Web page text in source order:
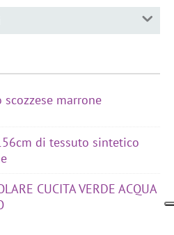
marrone
di tessuto sintetico
CUCITA VERDE ACQUA